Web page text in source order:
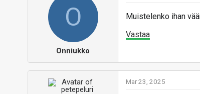
O
Onniukko
Muistelenko ihan
Vastaa
Mar 23, 2025